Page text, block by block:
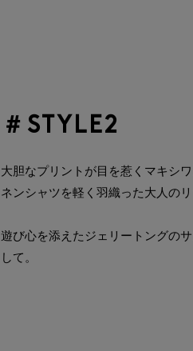
＃STYLE2
大胆なプリントが目を惹くマキシ
ネンシャツを軽く羽織った大人のリ
遊び心を添えたジェリートングの
して。